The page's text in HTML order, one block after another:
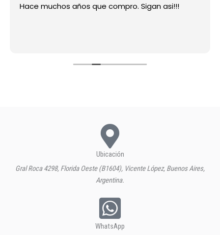
Hace muchos años que compro. Sigan asi!!!
Ubicación
Gral Roca 4298, Florida Oeste (B1604), Vicente López, Buenos Aires,
Argentina.
WhatsApp